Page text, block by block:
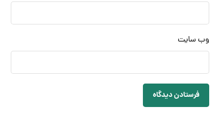
وب‌ سایت
فرستادن دیدگاه